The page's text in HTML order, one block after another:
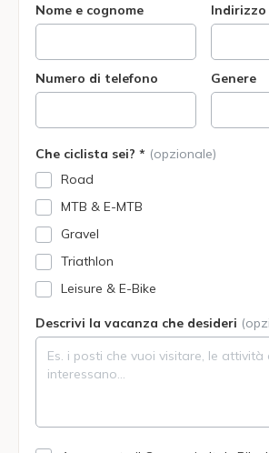
Nome e cognome
Indirizzo
Numero di telefono Genere
Che ciclista sei? * (opzionale)
Road
MTB & E-MTB
Gravel
Triathlon
Leisure & E-Bike
Descrivi la vacanza che desideri